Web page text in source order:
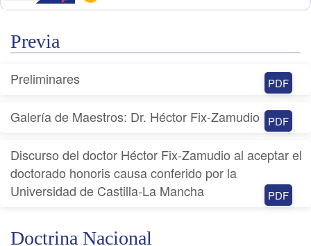
Previa
Preliminares PDF
Galería de Maestros: Dr. Héctor Fix-Zamudio PDF
Discurso del doctor Héctor Fix-Zamudio al aceptar el
doctorado honoris causa conferido por la
Universidad de Castilla-La Mancha
PDF
Doctrina Nacional